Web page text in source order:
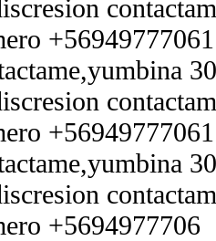
+5694977706